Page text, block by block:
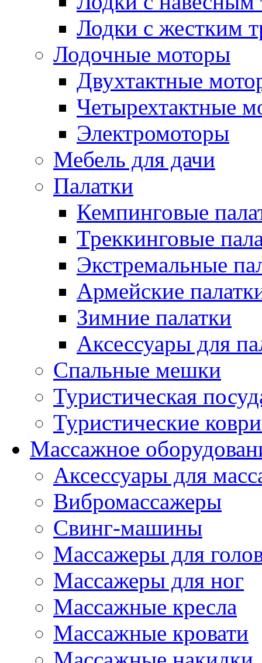
Лодки с жестким
Лодочные моторы
Двухтактные
Четырехтактные
Электромоторы
Мебель для дачи
Палатки
Кемпинговые
Треккинговые
Экстремальные
Армейские
Зимние палатки
Аксессуары для
Спальные мешки
Туристическая
Туристические
Массажное
Аксессуары для
Вибромассажеры
Свинг-машины
Массажеры для
Массажеры для ног
Массажные кресла
Массажные кровати